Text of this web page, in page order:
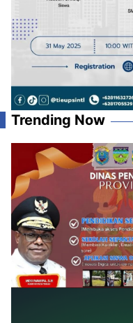
Trending Now